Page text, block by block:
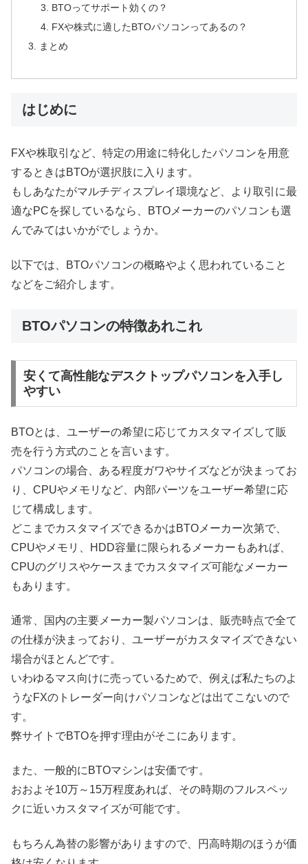
BTOってサポート効くの？
FXや株式に適したBTOパソコンってあるの？
まとめ
はじめに
FXや株取引など、特定の用途に特化したパソコンを用意
するときはBTOが選択肢に入ります。
もしあなたがマルチディスプレイ環境など、より取引に最
適なPCを探しているなら、BTOメーカーのパソコンも選
んでみてはいかがでしょうか。
以下では、BTOパソコンの概略やよく思われていること
などをご紹介します。
BTOパソコンの特徴あれこれ
安くて高性能なデスクトップパソコンを入手し
やすい
BTOとは、ユーザーの希望に応じてカスタマイズして販
売を行う方式のことを言います。
パソコンの場合、ある程度ガワやサイズなどが決まってお
り、CPUやメモリなど、内部パーツをユーザー希望に応
じて構成します。
どこまでカスタマイズできるかはBTOメーカー次第で、
CPUやメモリ、HDD容量に限られるメーカーもあれば、
CPUのグリスやケースまでカスタマイズ可能なメーカー
もあります。
通常、国内の主要メーカー製パソコンは、販売時点で全て
の仕様が決まっており、ユーザーがカスタマイズできない
場合がほとんどです。
いわゆるマス向けに売っているためで、例えば私たちのよ
うなFXのトレーダー向けパソコンなどは出てこないので
す。
弊サイトでBTOを押す理由がそこにあります。
また、一般的にBTOマシンは安価です。
おおよそ10万～15万程度あれば、その時期のフルスペッ
クに近いカスタマイズが可能です。
もちろん為替の影響がありますので、円高時期のほうが価